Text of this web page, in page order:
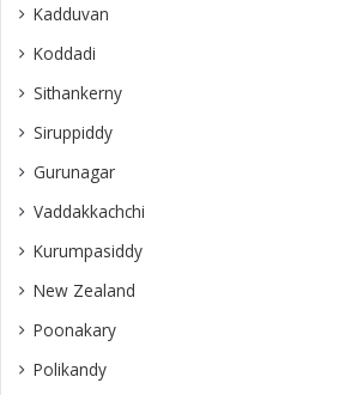
Kadduvan
Koddadi
Sithankerny
Siruppiddy
Gurunagar
Vaddakkachchi
Kurumpasiddy
New Zealand
Poonakary
Polikandy